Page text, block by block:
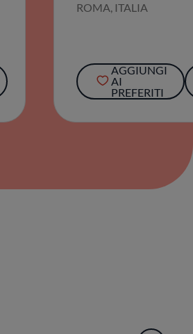
ROMA, ITALIA
AGGIUNGI
AI
PREFERITI